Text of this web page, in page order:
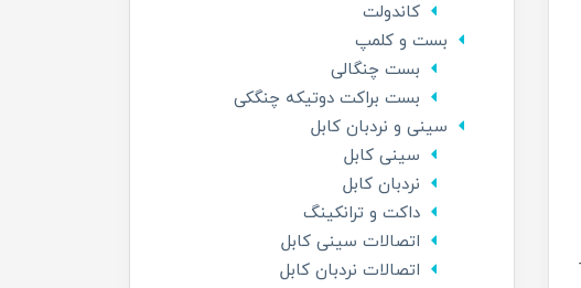
کاندولت
بست و کلمپ
بست چنگالی
بست براکت دوتیکه چنگکی
سینی و نردبان کابل
سینی کابل
نردبان کابل
داکت و ترانکینگ
اتصالات سینی کابل
اتصالات نردبان کابل